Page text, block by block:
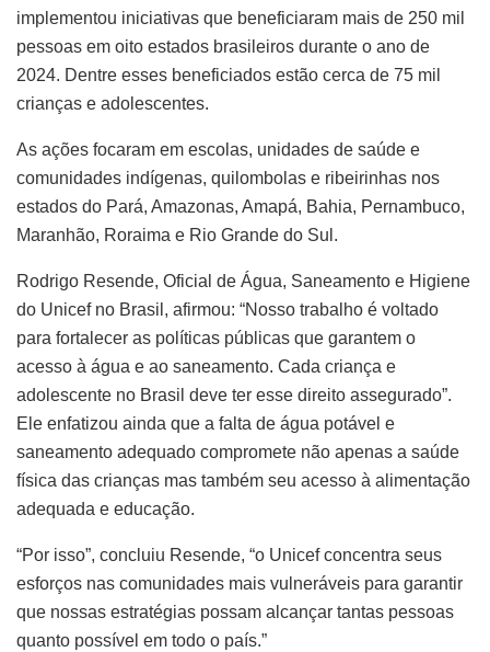
implementou iniciativas que beneficiaram mais de 250 mil
pessoas em oito estados brasileiros durante o ano de
2024. Dentre esses beneficiados estão cerca de 75 mil
crianças e adolescentes.
As ações focaram em escolas, unidades de saúde e
comunidades indígenas, quilombolas e ribeirinhas nos
estados do Pará, Amazonas, Amapá, Bahia, Pernambuco,
Maranhão, Roraima e Rio Grande do Sul.
Rodrigo Resende, Oficial de Água, Saneamento e Higiene
do Unicef no Brasil, afirmou: “Nosso trabalho é voltado
para fortalecer as políticas públicas que garantem o
acesso à água e ao saneamento. Cada criança e
adolescente no Brasil deve ter esse direito assegurado”.
Ele enfatizou ainda que a falta de água potável e
saneamento adequado compromete não apenas a saúde
física das crianças mas também seu acesso à alimentação
adequada e educação.
“Por isso”, concluiu Resende, “o Unicef concentra seus
esforços nas comunidades mais vulneráveis para garantir
que nossas estratégias possam alcançar tantas pessoas
quanto possível em todo o país.”